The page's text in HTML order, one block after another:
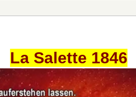
La Salette 1846